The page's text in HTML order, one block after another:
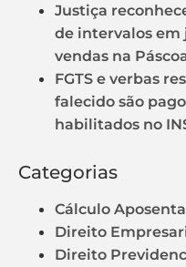
Justiça
de intervalos em
vendas na
FGTS e verbas
falecido são
habilitados no
Categorias
Cálculo
Direito
Direito